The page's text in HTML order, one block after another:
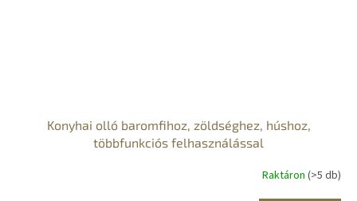
Konyhai olló baromfihoz, zöldséghez, húshoz,
többfunkciós felhasználással
Raktáron (>5 db)